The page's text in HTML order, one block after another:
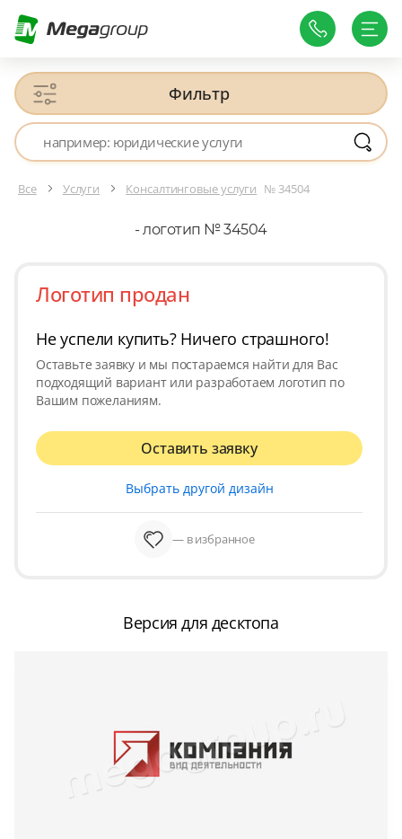
Фильтр
Все Услуги Консалтинговые услуги № 34504
- логотип № 34504
Логотип продан
Не успели купить? Ничего страшного!
Оставьте заявку и мы постараемся найти для Вас
подходящий вариант или разработаем логотип по
Вашим пожеланиям.
Оставить заявку
Выбрать другой дизайн
— в избранное
Версия для десктопа